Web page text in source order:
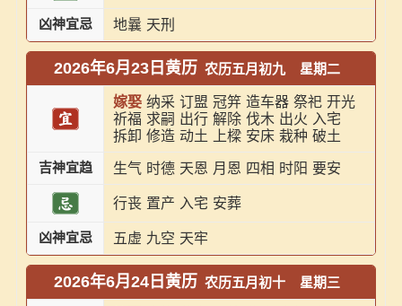
凶神宜忌 地曩 天刑
2026年6月23日黄历 农历五月初九 星期二
嫁娶 纳采 订盟 冠笄 造车器 祭祀 开光
祈福 求嗣 出行 解除 伐木 出火 入宅
拆卸 修造 动土 上樑 安床 栽种 破土
吉神宜趋 生气 时德 天恩 月恩 四相 时阳 要安
行丧 置产 入宅 安葬
凶神宜忌 五虚 九空 天牢
2026年6月24日黄历 农历五月初十 星期三